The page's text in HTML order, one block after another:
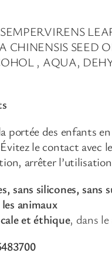
CHINENSIS SEED
, AQUA,
portée des enfants en
le contact avec
arrêter
sans silicones, sans
animaux
et éthique, dans